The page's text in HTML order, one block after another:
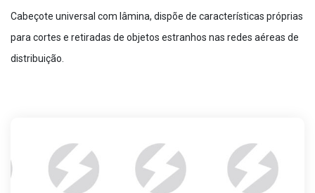
Cabeçote universal com lâmina, dispõe de características próprias
para cortes e retiradas de objetos estranhos nas redes aéreas de
distribuição.